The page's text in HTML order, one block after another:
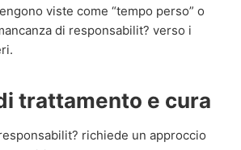
viste come “tempo perso” o
di responsabilit? verso i
trattamento e cura
richiede un approccio